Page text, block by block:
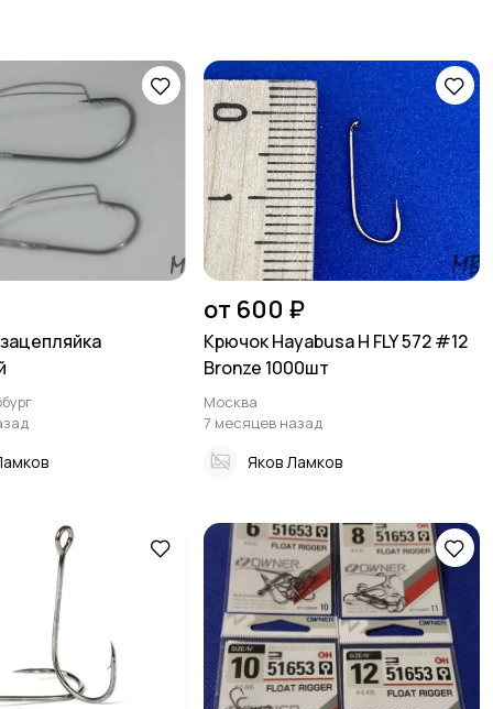
от 600 ₽
Крючок Hayabusa H FLY 572 #12
Bronze 1000шт
Москва
7 месяцев назад
Яков Ламков